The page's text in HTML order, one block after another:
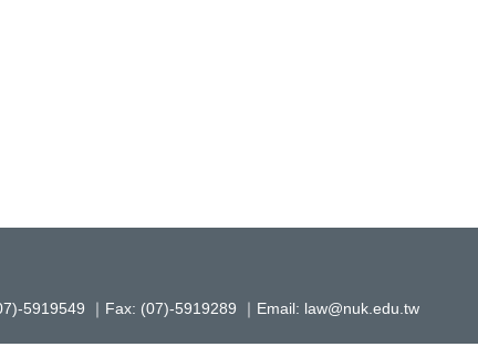
5919549 ｜Fax: (07)-5919289 ｜Email: law@nuk.edu.tw